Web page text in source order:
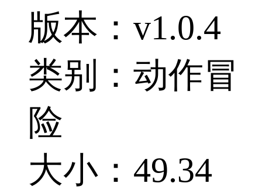
版本：v1.0.4
类别：动作冒
险
大小：49.34